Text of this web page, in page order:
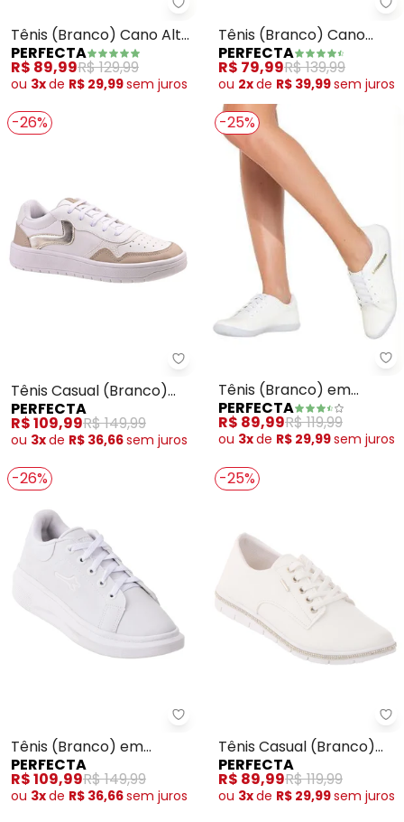
Perfecta - Tênis (Branco)
Tênis (Branco) Cano Alto
Fechamento em Velcro
PERFECTA
R$ 89,99R$ 129,99
ou 3xde R$ 29,99sem juros
Tênis (Branco) Cano
Médio com Velcro
PERFECTA
R$ 79,99R$ 139,99
ou 2xde R$ 39,99sem juros
-26%
Perfecta - Tênis Casual
Tênis Casual (Branco)
em Sintético
PERFECTA
R$ 109,99R$ 149,99
ou 3xde R$ 36,66sem juros
-25%
Tênis (Branco) em
Sisntético
PERFECTA
R$ 89,99R$ 119,99
ou 3xde R$ 29,99sem juros
-26%
Perfecta - Tênis (Branco) em
Tênis (Branco) em
Sintético
PERFECTA
R$ 109,99R$ 149,99
ou 3xde R$ 36,66sem juros
-25%
Tênis Casual (Branco)
com Detalhe de Strass
PERFECTA
R$ 89,99R$ 119,99
ou 3xde R$ 29,99sem juros